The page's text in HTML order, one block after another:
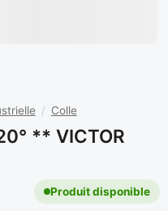
/ Colle
** VICTOR
Produit disponible